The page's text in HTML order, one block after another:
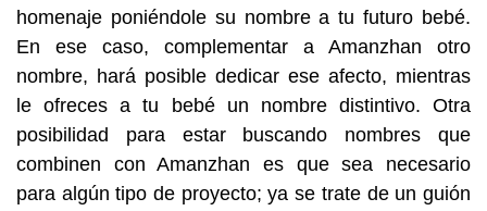
homenaje poniéndole su nombre a tu futuro bebé.
En ese caso, complementar a Amanzhan otro
nombre, hará posible dedicar ese afecto, mientras
le ofreces a tu bebé un nombre distintivo. Otra
posibilidad para estar buscando nombres que
combinen con Amanzhan es que sea necesario
para algún tipo de proyecto; ya se trate de un guión